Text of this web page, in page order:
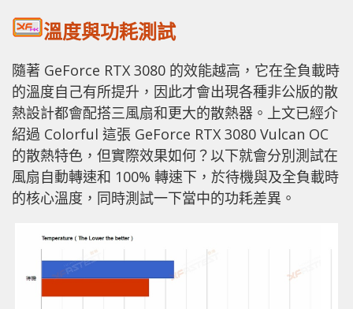
溫度與功耗測試
隨著 GeForce RTX 3080 的效能越高，它在全負載時
的溫度自己有所提升，因此才會出現各種非公版的散
熱設計都會配搭三風扇和更大的散熱器。上文已經介
紹過 Colorful 這張 GeForce RTX 3080 Vulcan OC
的散熱特色，但實際效果如何？以下就會分別測試在
風扇自動轉速和 100% 轉速下，於待機與及全負載時
的核心溫度，同時測試一下當中的功耗差異。